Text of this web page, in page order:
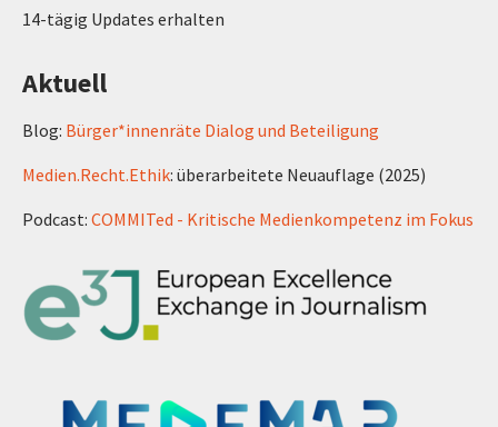
14-tägig Updates erhalten
Aktuell
Blog: Bürger*innenräte Dialog und Beteiligung
Medien.Recht.Ethik: überarbeitete Neuauflage (2025)
Podcast: COMMITed - Kritische Medienkompetenz im Fokus